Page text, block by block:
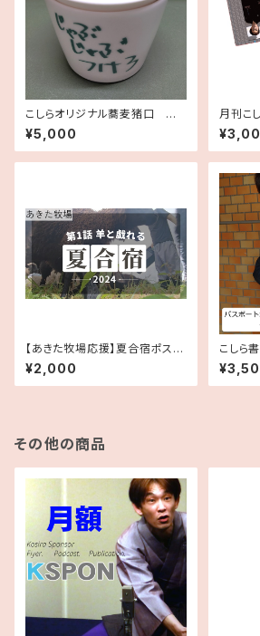
こしらオリジナル蕎麦猪口 チャ
レンジこしら 2021年9月分作
品、こしらサイン入り手ぬぐいセ
ット
¥5,000
月刊こ
【あきた牧場応援】夏合宿ポスト
カード(6枚セット)
¥2,000
こしら
ーセット
その他の商品